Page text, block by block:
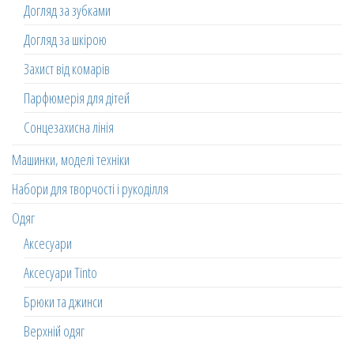
Догляд за зубками
Догляд за шкірою
Захист від комарів
Парфюмерія для дітей
Сонцезахисна лінія
Машинки, моделі техніки
Набори для творчості і рукоділля
Одяг
Аксесуари
Аксесуари Tinto
Брюки та джинси
Верхній одяг